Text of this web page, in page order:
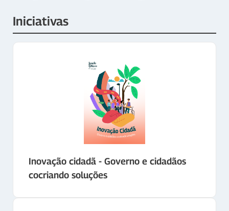
Iniciativas
Inovação cidadã - Governo e cidadãos
cocriando soluções